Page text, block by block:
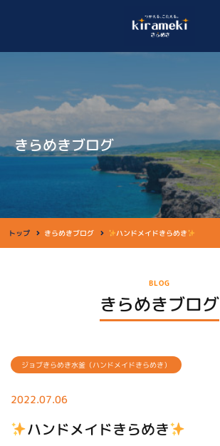
きらめきブログ
トップ きらめきブログ ハンドメイドきらめき
BLOG
きらめきブログ
ジョブきらめき水釜（ハンドメイドきらめき）
2022.07.06
ハンドメイドきらめき